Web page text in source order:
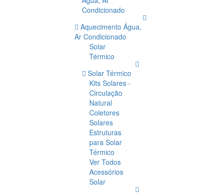
Condicionado
Aquecimento Água,
Ar Condicionado
Solar
Térmico
Solar Térmico
Kits Solares -
Circulação
Natural
Coletores
Solares
Estruturas
para Solar
Térmico
Ver Todos
Acessórios
Solar